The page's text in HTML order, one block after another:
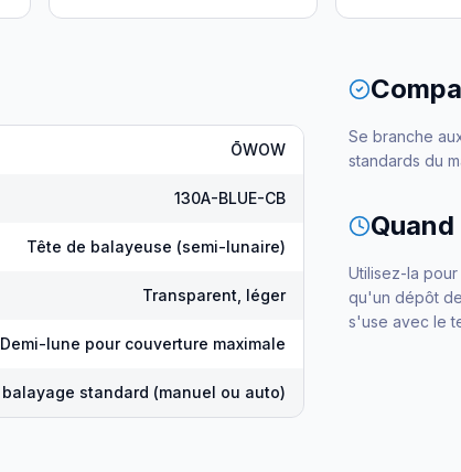
ŌWOW
130A-BLUE-CB
Tête de balayeuse (semi-lunaire)
Transparent, léger
Demi-lune pour couverture maximale
standard (manuel ou auto)
Se branche
standards du
Quand
Utilisez-la
qu'un dépôt
s'use avec le